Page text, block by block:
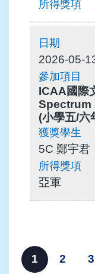
2026-05-
ICAA國際
Spectrum
(小學五/六
5C 鄭宇君
亞軍
Pagination
目
1
頁
2 3